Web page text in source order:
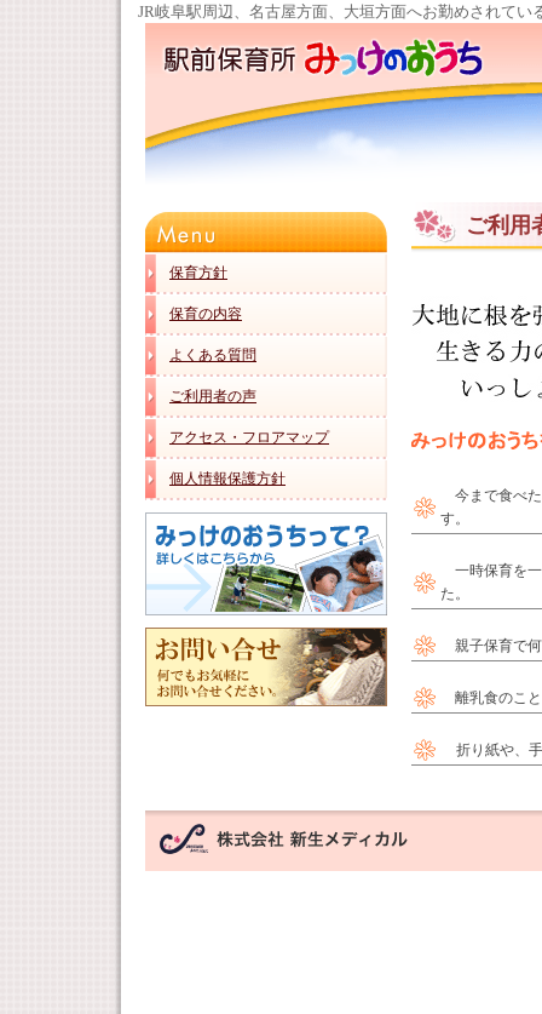
JR岐阜駅周辺、名古屋方面、大垣方面へお勤めされて
保育方針
保育の内容
よくある質問
ご利用者の声
アクセス・フロアマップ
個人情報保護方針
ご利用
今まで食べた
す。
一時保育を一
た。
親子保育で何
離乳食の
折り紙や、